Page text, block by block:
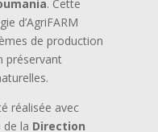
. Cette
d’AgriFARM
de production
préservant
réalisée avec
de la Direction